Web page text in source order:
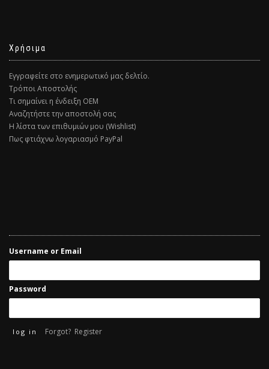
Χρήσιμα
Εγγραφείτε στο ενημερωτικό μας δελτίο.
Τρόποι Αποστολής
Τι σημαίνει η ένδειξη ΟΕΜ
Αναζητήστε την αποστολή σας
Η λίστα των επιθυμιών μου (Wishlist)
Πως φτιάχνω λογαριασμό PayPal
Username or Email
Password
Forgot? Register